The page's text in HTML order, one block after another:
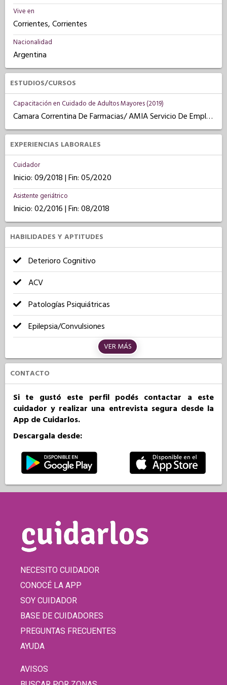
Vive en
Corrientes, Corrientes
Nacionalidad
Argentina
ESTUDIOS/CURSOS
Capacitación en Cuidado de Adultos Mayores (2019)
Camara Correntina De Farmacias/ AMIA Servicio De Empleo
EXPERIENCIAS LABORALES
Cuidador
Inicio: 09/2018 | Fin: 05/2020
Asistente geriátrico
Inicio: 02/2016 | Fin: 08/2018
HABILIDADES Y APTITUDES
Deterioro Cognitivo
ACV
Patologías Psiquiátricas
Epilepsia/Convulsiones
VER MÁS
CONTACTO
Si te gustó este perfil podés contactar a este
cuidador y realizar una entrevista segura desde la
App de Cuidarlos.
Descargala desde:
NECESITO CUIDADOR
CONOCÉ LA APP
SOY CUIDADOR
BASE DE CUIDADORES
PREGUNTAS FRECUENTES
AYUDA
AVISOS